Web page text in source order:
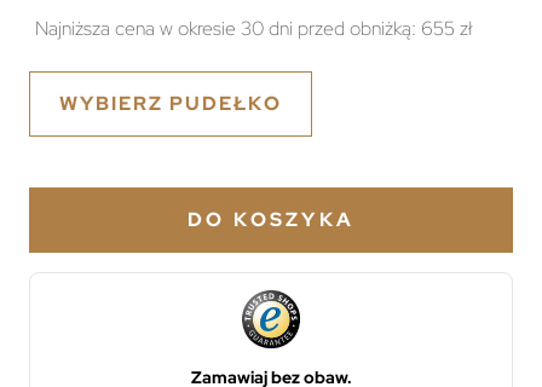
Najniższa cena w okresie 30 dni przed obniżką: 655 zł
WYBIERZ PUDEŁKO
DO KOSZYKA